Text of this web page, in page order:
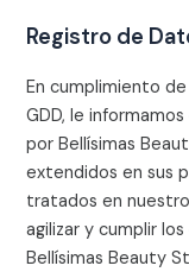
Registro de
En cumplimiento
GDD, le
porBellísimas
extendidos en sus
tratados en
agilizar y cumplir
Bellísimas Beauty